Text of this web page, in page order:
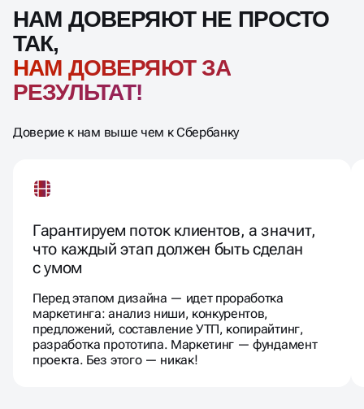
НАМ ДОВЕРЯЮТ НЕ ПРОСТО
ТАК,
НАМ ДОВЕРЯЮТ ЗА
РЕЗУЛЬТАТ!
Доверие к нам выше чем к Сбербанку
Гарантируем поток клиентов, а значит,
что каждый этап должен быть сделан
с умом
Перед этапом дизайна — идет проработка
маркетинга: анализ ниши, конкурентов,
предложений, составление УТП, копирайтинг,
разработка прототипа. Маркетинг — фундамент
проекта. Без этого — никак!